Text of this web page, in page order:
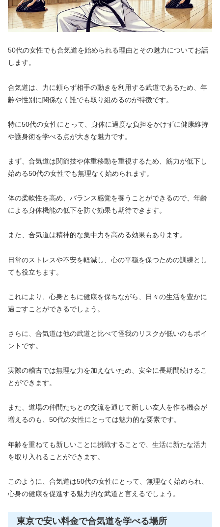
50代の女性でも合気道を始められる理由とその魅力についてお話
します。
合気道は、力に頼らず相手の動きを利用する武道であるため、年
齢や性別に関係なく誰でも取り組めるのが特徴です。
特に50代の女性にとって、身体に過度な負担をかけずに健康維持
や護身術を学べる点が大きな魅力です。
まず、合気道は関節技や体重移動を重視するため、筋力が低下し
始める50代の女性でも無理なく始められます。
体の柔軟性を高め、バランス感覚を養うことができるので、年齢
による身体機能の低下を防ぐ効果も期待できます。
また、合気道は精神的な集中力を高める効果もあります。
日常のストレスや不安を軽減し、心の平穏を保つための訓練とし
ても役立ちます。
これにより、心身ともに健康を保ちながら、日々の生活を豊かに
過ごすことができるでしょう。
さらに、合気道は他の武道と比べて怪我のリスクが低いのもポイ
ントです。
実際の稽古では無理な力を加えないため、安全に長期間続けるこ
とができます。
また、道場の仲間たちとの交流を通じて新しい友人を作る機会が
増えるのも、50代の女性にとっては魅力的な要素です。
年齢を重ねても新しいことに挑戦することで、生活に新たな活力
を取り入れることができます。
このように、合気道は50代の女性にとって、無理なく始められ、
心身の健康を促進する魅力的な武道と言えるでしょう。
東京で安い料金で合気道を学べる場所